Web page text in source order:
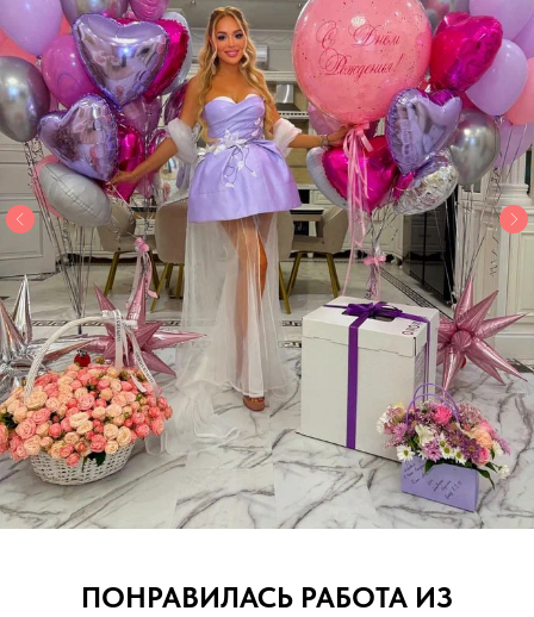
ПОНРАВИЛАСЬ РАБОТА ИЗ